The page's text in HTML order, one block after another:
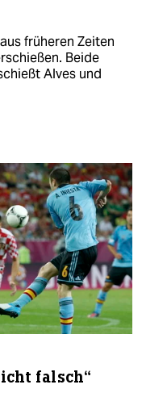
früheren Zeiten
Beide
Alves und
falsch“